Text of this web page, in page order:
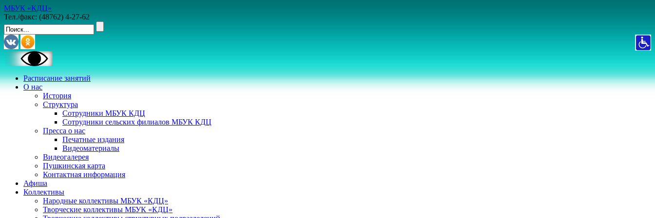
МБУК «КДЦ»
Тел./факс: (48762) 4-27-62
Расписание занятий
О нас
История
Структура
Сотрудники МБУК КДЦ
Сотрудники сельских филиалов МБУК КДЦ
Пресса о нас
Печатные издания
Видеоматериалы
Видеогалерея
Пушкинская карта
Контактная информация
Афиша
Коллективы
Народные коллективы МБУК «КДЦ»
Творческие коллективы МБУК «КДЦ»